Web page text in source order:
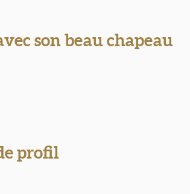
son beau chapeau
profil